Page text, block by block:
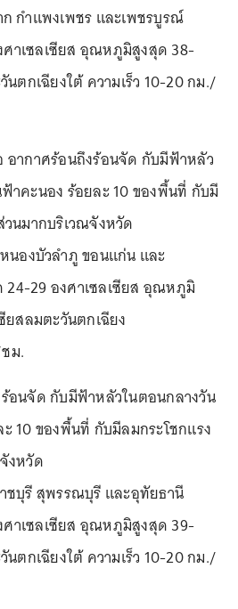
กำแพงเพชร และเพชรบูรณ์
าเซลเซียส อุณหภูมิสูงสุด 38-
นตกเฉียงใต้ ความเร็ว 10-20 กม./
อากาศร้อนถึงร้อนจัด กับมีฟ้าหลัว
าคะนอง ร้อยละ 10 ของพื้นที่ กับมี
นมากบริเวณจังหวัด
นองบัวลำภู ขอนแก่น และ
29 องศาเซลเซียส อุณหภูมิ
ยสลมตะวันตกเฉียง
ม.
อนจัด กับมีฟ้าหลัวในตอนกลางวัน
10 ของพื้นที่ กับมีลมกระโชกแรง
งหวัด
ชบุรี สุพรรณบุรี และอุทัยธานี
าเซลเซียส อุณหภูมิสูงสุด 39-
นตกเฉียงใต้ ความเร็ว 10-20 กม./